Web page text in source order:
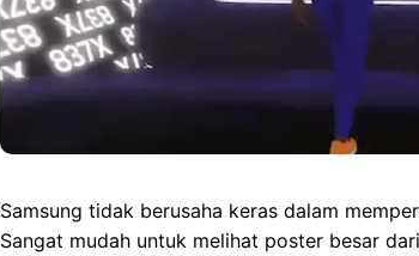
Samsung tidak berusaha keras dalam
Sangat mudah untuk melihat poster besar